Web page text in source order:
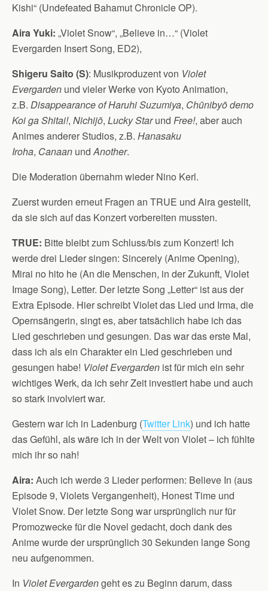
Kishi“ (Undefeated Bahamut Chronicle OP).
Aira Yuki: „Violet Snow“, „Believe in…“ (Violet
Evergarden Insert Song, ED2),
Shigeru Saito (S): Musikproduzent von Violet
Evergarden und vieler Werke von Kyoto Animation,
z.B. Disappearance of Haruhi Suzumiya, Chūnibyō demo
Koi ga Shitai!, Nichijō, Lucky Starund Free!, aber auch
Animes anderer Studios, z.B. Hanasaku
Iroha, Canaan undAnother.
Die Moderation übernahm wieder Nino Kerl.
Zuerst wurden erneut Fragen an TRUE und Aira gestellt,
da sie sich auf das Konzert vorbereiten mussten.
TRUE: Bitte bleibt zum Schluss/bis zum Konzert! Ich
werde drei Lieder singen: Sincerely (Anime Opening),
Mirai no hito he (An die Menschen, in der Zukunft, Violet
Image Song), Letter. Der letzte Song „Letter“ ist aus der
Extra Episode. Hier schreibt Violet das Lied und Irma, die
Opernsängerin, singt es, aber tatsächlich habe ich das
Lied geschrieben und gesungen. Das war das erste Mal,
dass ich als ein Charakter ein Lied geschrieben und
gesungen habe! Violet Evergarden ist für mich ein sehr
wichtiges Werk, da ich sehr Zeit investiert habe und auch
so stark involviert war.
Gestern war ich in Ladenburg (Twitter Link) und ich hatte
das Gefühl, als wäre ich in der Welt von Violet – ich fühlte
mich ihr so nah!
Aira: Auch ich werde 3 Lieder performen: Believe In (aus
Episode 9, Violets Vergangenheit), Honest Time und
Violet Snow. Der letzte Song war ursprünglich nur für
Promozwecke für die Novel gedacht, doch dank des
Anime wurde der ursprünglich 30 Sekunden lange Song
neu aufgenommen.
In Violet Evergardengeht es zu Beginn darum, dass